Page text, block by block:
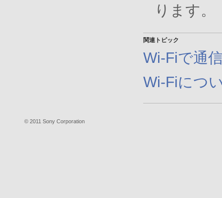
ります。
関連トピック
Wi-Fiで通
Wi-Fiにつ
© 2011 Sony Corporation